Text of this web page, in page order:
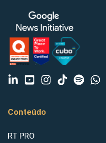
Conteúdo
RT PRO